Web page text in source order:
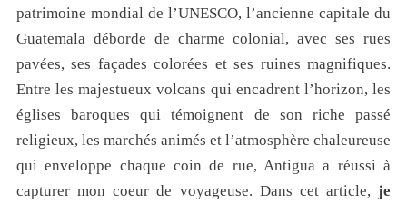
patrimoine mondial de l’UNESCO, l’ancienne capitale du
Guatemala déborde de charme colonial, avec ses rues
pavées, ses façades colorées et ses ruines magnifiques.
Entre les majestueux volcans qui encadrent l’horizon, les
églises baroques qui témoignent de son riche passé
religieux, les marchés animés et l’atmosphère chaleureuse
qui enveloppe chaque coin de rue, Antigua a réussi à
capturer mon coeur de voyageuse. Dans cet article,je